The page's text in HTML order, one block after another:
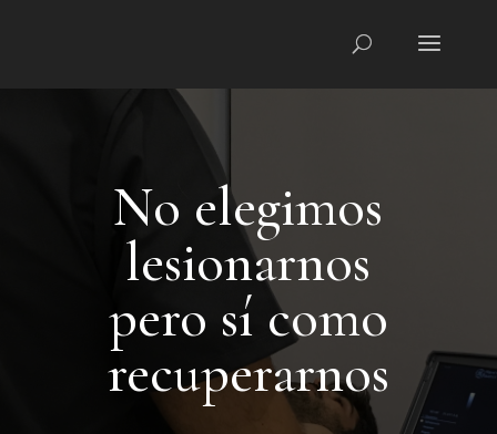
No elegimos
lesionarnos
pero sí como
recuperarnos